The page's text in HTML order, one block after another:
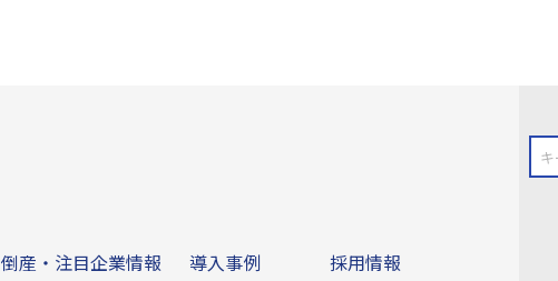
倒産・注目企業情報
導入事例
採用情報